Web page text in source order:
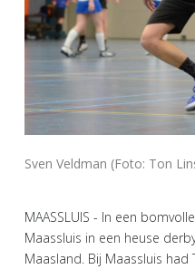
Sven Veldman (Foto: Ton
MAASSLUIS - In een
Maassluis in een heuse
Maasland. Bij Maassluis